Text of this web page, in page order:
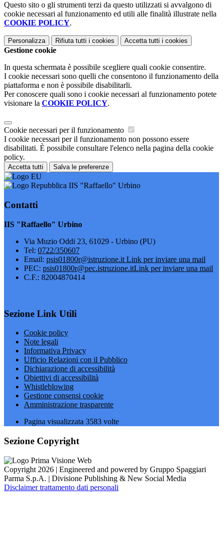
Questo sito o gli strumenti terzi da questo utilizzati si avvalgono di
cookie necessari al funzionamento ed utili alle finalità illustrate nella
COOKIE POLICY.
Personalizza Rifiuta tutti i cookies Accetta tutti i cookies
Gestione cookie
In questa schermata è possibile scegliere quali cookie consentire.
I cookie necessari sono quelli che consentono il funzionamento della
piattaforma e non è possibile disabilitarli.
Per conoscere quali sono i cookie necessari al funzionamento potete
visionare la COOKIE POLICY.
Cookie necessari per il funzionamento
I cookie necessari per il funzionamento non possono essere
disabilitati. È possibile consultare l'elenco nella pagina della cookie
policy.
Accetta tutti Salva le preferenze
IIS "Raffaello" Urbino
Contatti
IIS "Raffaello" Urbino
Via Muzio Oddi 23, 61029 - Urbino (PU)
Tel: 0722/350607
Email: psis01800r@istruzione.it Link per inviare una mail
PEC: psis01800r@pec.istruzione.itLink per inviare una mail
C.F.: 82004870414
Sezione Link Utili
Cookie policy
Note legali
Informativa Privacy
Ufficio Relazioni con il Pubblico
Dichiarazione di accessibilità
Obiettivi di accessibilità
Whistleblowing
Gestione consensi cookie
Amministrazione trasparente
Pagina visualizzata 3583 volte
Sezione Copyright
Copyright 2026 | Engineered and powered by Gruppo Spaggiari
Parma S.p.A. | Divisione Publishing & New Social Media
Disclaimer trattamento dati personali